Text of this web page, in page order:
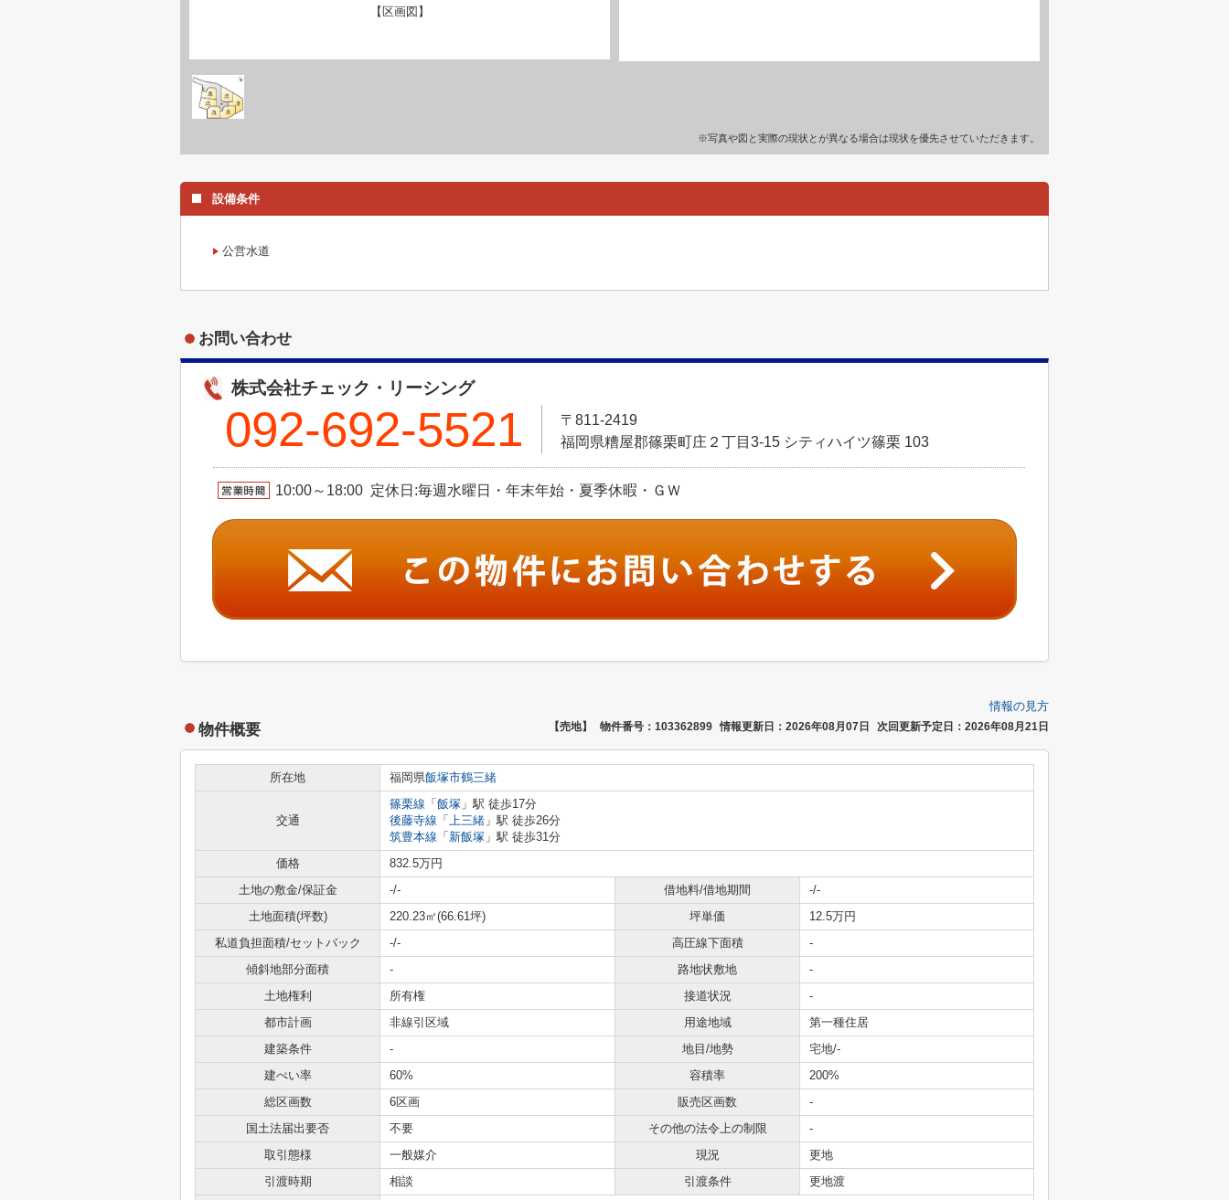
【区画図】
※写真や図と実際の現状とが異なる場合は現状を優先させていただきます。
設備条件
公営水道
お問い合わせ
株式会社チェック・リーシング
092-692-5521
〒811-2419
福岡県糟屋郡篠栗町庄２丁目3-15 シティハイツ篠栗 103
10:00～18:00 定休日:毎週水曜日・年末年始・夏季休暇・ＧＷ
情報の見方
物件概要 【売地】 物件番号：103362899 情報更新日：2026年08月07日 次回更新予定日：2026年08月21日
所在地 福岡県飯塚市鶴三緒
交通
篠栗線 「 飯塚 」駅 徒歩17分
後藤寺線 「 上三緒 」駅 徒歩26分
筑豊本線 「 新飯塚 」駅 徒歩31分
価格
832.5万円
土地の敷金/保証金
-/- 借地料/借地期間
-/-
土地面積(坪数)
220.23㎡(66.61坪) 坪単価
12.5万円
私道負担面積/セットバック
-/- 高圧線下面積
-
傾斜地部分面積
- 路地状敷地
-
土地権利
所有権 接道状況
-
都市計画
非線引区域 用途地域
第一種住居
建築条件
- 地目/地勢
宅地/-
建ぺい率
60% 容積率
200%
総区画数
6区画 販売区画数
-
国土法届出要否
不要 その他の法令上の制限
-
取引態様
一般媒介 現況
更地
引渡時期
相談 引渡条件
更地渡